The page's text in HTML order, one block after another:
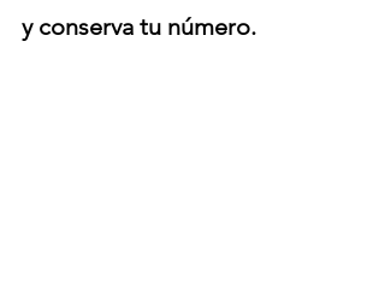
y conserva tu número.